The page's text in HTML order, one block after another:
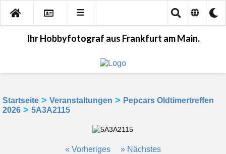
Ihr Hobbyfotograf aus Frankfurt am Main.
Startseite > Veranstaltungen > Pepcars Oldtimertreffen
2026 > 5A3A2115
« Vorheriges » Nächstes